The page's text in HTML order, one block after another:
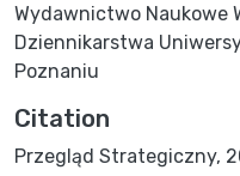
Wydawnictwo Naukowe
Dziennikarstwa
Poznaniu
Citation
Przegląd Strategiczny,